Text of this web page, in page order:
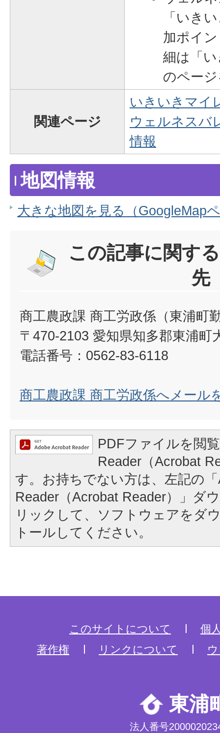
「いき
加ポイ
細は「
のペー
関連ページ
いきいきマイ
ウェルネスバ
情報
地図情報
大きな地図を見る（GoogleMap
この記事に関す
先
商工農政課 商工労政係（東浦町
〒470-2103 愛知県知多郡東浦町
電話番号：0562-83-6118
商工農政課 商工労政係へメール
PDFファイルを閲
Reader（Acrobat
す。お持ちでない方は、左記の
Reader（Acrobat Reader）」ダ
リックして、ソフトウェアをダ
トールしてください。
このサイトについて
個
著作権
リンクについて
東浦
法人番号